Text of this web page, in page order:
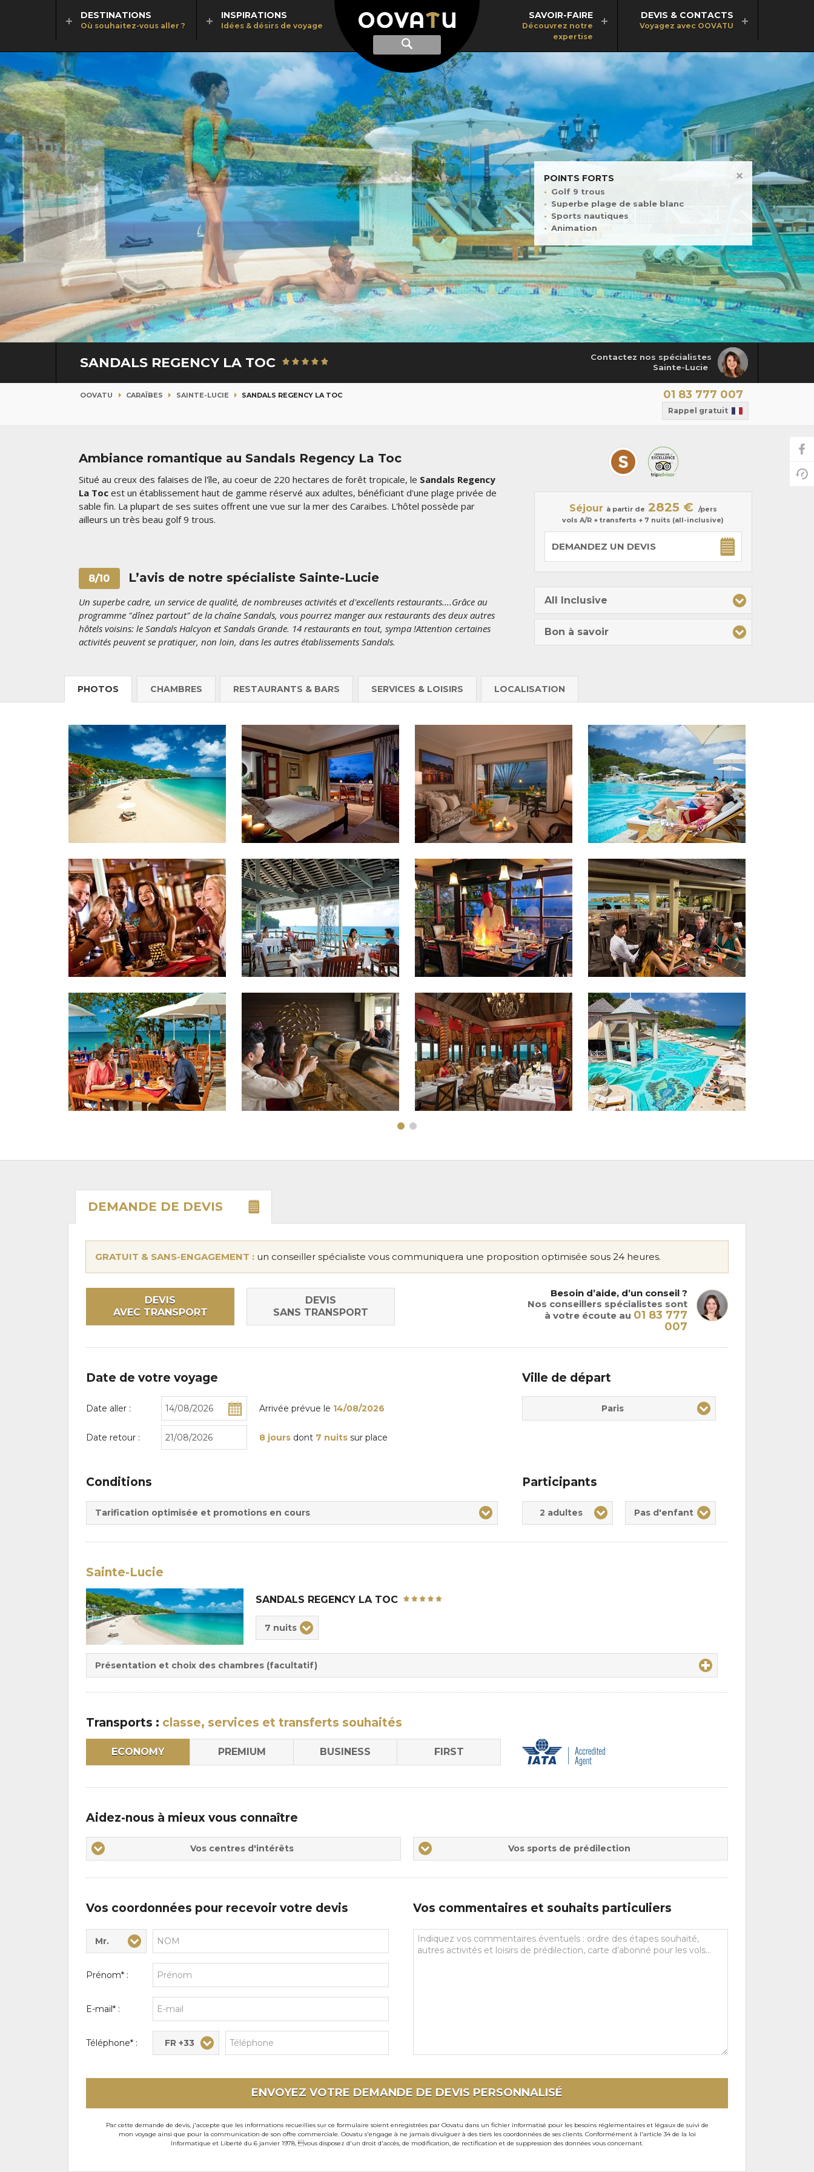
Afficher
recherche
Recherche
DESTINATIONS
Où souhaitez-vous aller ?
INSPIRATIONS
Idées & désirs de voyage
SAVOIR-FAIRE
Découvrez notre
expertise
DEVIS & CONTACTS
Voyagez avec OOVATU
POINTS FORTS
Golf 9 trous
Superbe plage de sable blanc
Sports nautiques
Animation
SANDALS REGENCY LA TOC
Contactez nos spécialistes
Sainte-Lucie
OOVATU CARAÏBES SAINTE-LUCIE SANDALS REGENCY LA TOC 01 83 777 007
Rappel gratuit
Ambiance romantique au Sandals Regency La Toc
Situé au creux des falaises de l'île, au coeur de 220 hectares de forêt tropicale, le Sandals Regency
La Toc est un établissement haut de gamme réservé aux adultes, bénéficiant d'une plage privée de
sable fin. La plupart de ses suites offrent une vue sur la mer des Caraïbes. L'hôtel possède par
ailleurs un très beau golf 9 trous.
8/10 L’avis de notre spécialiste Sainte-Lucie
Un superbe cadre, un service de qualité, de nombreuses activités et d'excellents restaurants....Grâce au
programme "dînez partout" de la chaîne Sandals, vous pourrez manger aux restaurants des deux autres
hôtels voisins: le Sandals Halcyon et Sandals Grande. 14 restaurants en tout, sympa !Attention certaines
activités peuvent se pratiquer, non loin, dans les autres établissements Sandals.
Séjour à partir de 2825 € /pers
vols A/R + transferts + 7 nuits (all-inclusive)
DEMANDEZ UN DEVIS
All Inclusive
Bon à savoir
PHOTOS CHAMBRES RESTAURANTS & BARS SERVICES & LOISIRS LOCALISATION
DEMANDE DE DEVIS
GRATUIT & SANS-ENGAGEMENT : un conseiller spécialiste vous communiquera une proposition optimisée sous 24 heures.
DEVIS
AVEC TRANSPORT
DEVIS
SANS TRANSPORT
Besoin d’aide, d’un conseil ?
Nos conseillers spécialistes sont
à votre écoute au 01 83 777
007
Date de votre voyage
Date aller : Arrivée prévue le 14/08/2026
Date retour : 8 jours dont 7 nuits sur place
Ville de départ
Paris
Conditions
Tarification optimisée et promotions en cours
Participants
2 adultes Pas d'enfant
Sainte-Lucie
SANDALS REGENCY LA TOC
pension
:
:
7 nuits
Présentation et choix des chambres (facultatif)
Transports : classe, services et transferts souhaités
ECONOMY PREMIUM BUSINESS FIRST
Aidez-nous à mieux vous connaître
Vos
centres
Vos centres d'intérêts
Vos
sports
Vos sports de prédilection
Vos coordonnées pour recevoir votre devis
Civilité* :
Mr.
Nom* :
Prénom* :
E-mail* :
Téléphone* : FR +33
Vos commentaires et souhaits particuliers
Vos
commentaires
ENVOYEZ VOTRE DEMANDE DE DEVIS PERSONNALISÉ
Par cette demande de devis, j'accepte que les informations recueillies sur ce formulaire soient enregistrées par Oovatu dans un fichier informatisé pour les besoins réglementaires et légaux de suivi de
mon voyage ainsi que pour la communication de son offre commerciale. Oovatu s'engage à ne jamais divulguer à des tiers les coordonnées de ses clients. Conformément à l'article 34 de la loi
Informatique et Liberté du 6 janvier 1978, vous disposez d'un droit d'accès, de modification, de rectification et de suppression des données vous concernant.